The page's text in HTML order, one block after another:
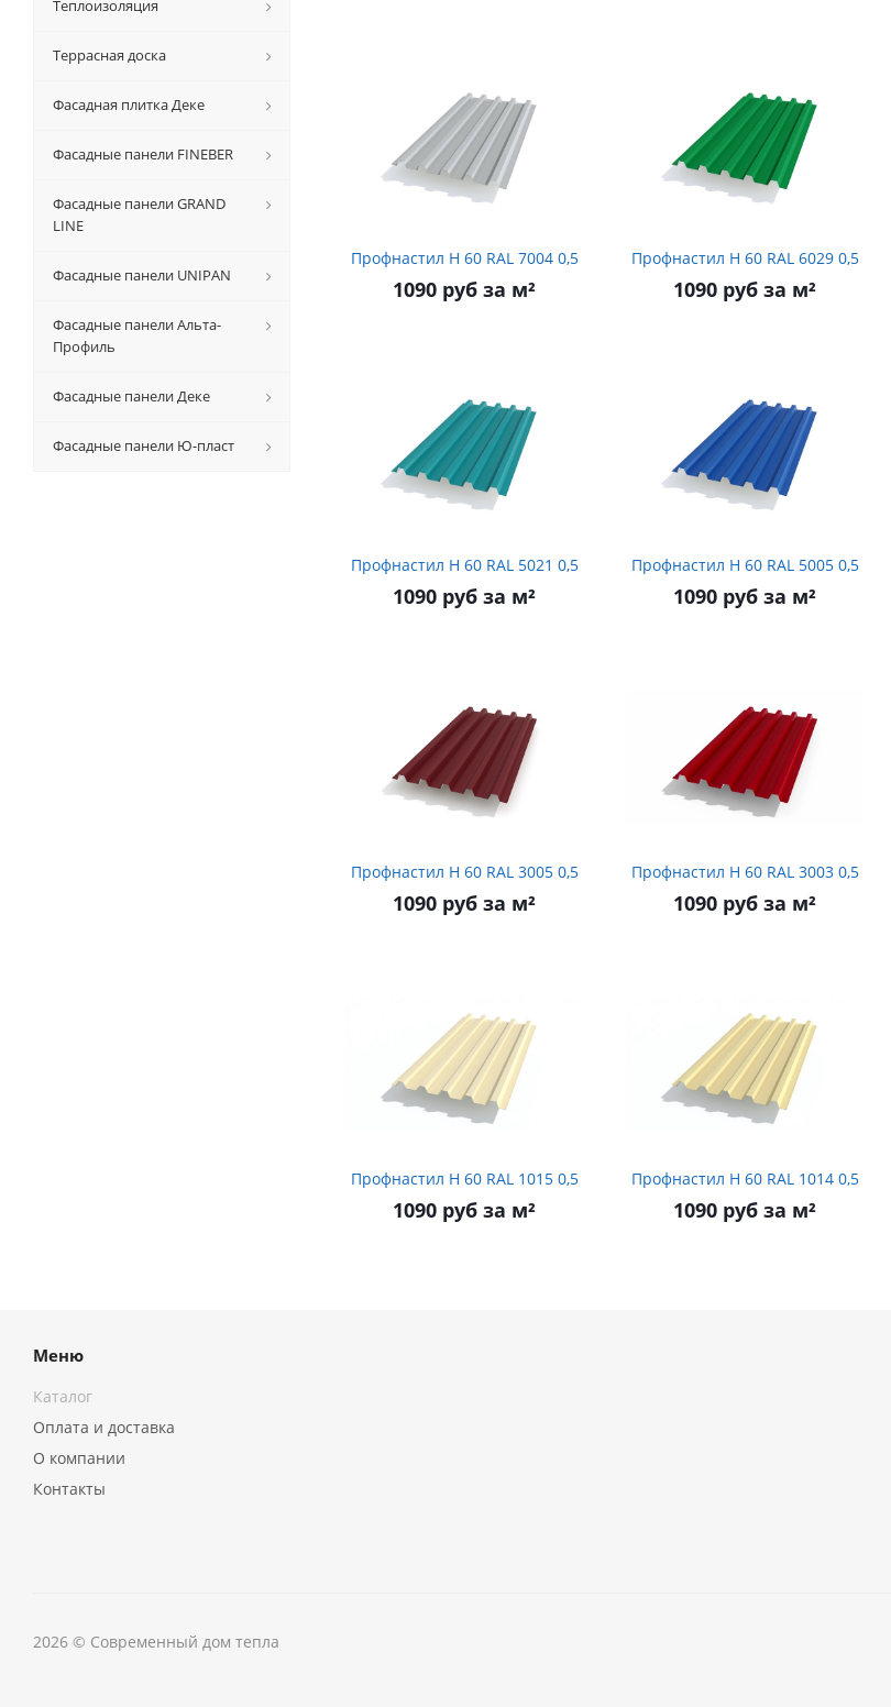
Профнастил Н 60 RAL 7004 0,5
1090 руб за м²
Профнастил Н 60 RAL 6029 0,5
1090 руб за м²
Профнастил Н 60 RAL 5021 0,5
1090 руб за м²
Профнастил Н 60 RAL 5005 0,5
1090 руб за м²
Профнастил Н 60 RAL 3005 0,5
1090 руб за м²
Профнастил Н 60 RAL 3003 0,5
1090 руб за м²
Профнастил Н 60 RAL 1015 0,5
1090 руб за м²
Профнастил Н 60 RAL 1014 0,5
1090 руб за м²
Теплоизоляция
Террасная доска
Фасадная плитка Деке
Фасадные панели FINEBER
Фасадные панели GRAND
LINE
Фасадные панели UNIPAN
Фасадные панели Альта-
Профиль
Фасадные панели Деке
Фасадные панели Ю-пласт
Меню
Каталог
Оплата и доставка
О компании
Контакты
2026 © Современный дом тепла